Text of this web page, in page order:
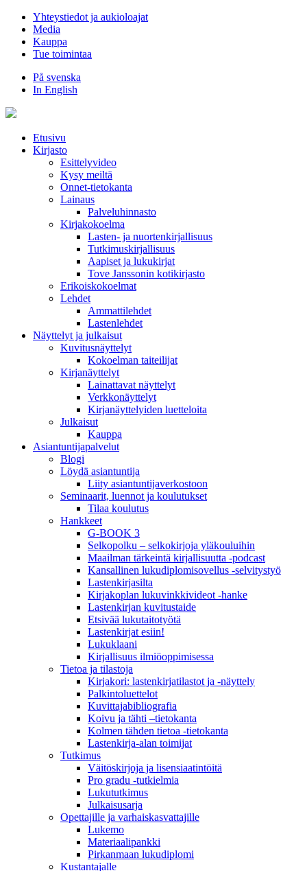
Hyppää
sisältöön
Yhteystiedot ja aukioloajat
Media
Kauppa
Tue toimintaa
På svenska
In English
Etusivu
Kirjasto
Esittelyvideo
Kysy meiltä
Onnet-tietokanta
Lainaus
Palveluhinnasto
Kirjakokoelma
Lasten- ja nuortenkirjallisuus
Tutkimuskirjallisuus
Aapiset ja lukukirjat
Tove Janssonin kotikirjasto
Erikoiskokoelmat
Lehdet
Ammattilehdet
Lastenlehdet
Näyttelyt ja julkaisut
Kuvitusnäyttelyt
Kokoelman taiteilijat
Kirjanäyttelyt
Lainattavat näyttelyt
Verkkonäyttelyt
Kirjanäyttelyiden luetteloita
Julkaisut
Kauppa
Asiantuntija­palvelut
Blogi
Löydä asiantuntija
Liity asiantuntijaverkostoon
Seminaarit, luennot ja koulutukset
Tilaa koulutus
Hankkeet
G-BOOK 3
Selkopolku – selkokirjoja yläkouluihin
Maailman tärkeintä kirjallisuutta -podcast
Kansallinen lukudiplomisovellus -selvitystyö
Lastenkirjasilta
Kirjakoplan lukuvinkkivideot -hanke
Lastenkirjan kuvitustaide
Etsivää lukutaitotyötä
Lastenkirjat esiin!
Lukuklaani
Kirjallisuus ilmiöoppimisessa
Tietoa ja tilastoja
Kirjakori: lastenkirjatilastot ja -näyttely
Palkintoluettelot
Kuvittaja­bibliografia
Koivu ja tähti –tietokanta
Kolmen tähden tietoa -tietokanta
Lastenkirja-alan toimijat
Tutkimus
Väitöskirjoja ja lisensiaatintöitä
Pro gradu -tutkielmia
Lukututkimus
Julkaisusarja
Opettajille ja varhaiskasvattajille
Lukemo
Materiaalipankki
Pirkanmaan lukudiplomi
Kustantajalle